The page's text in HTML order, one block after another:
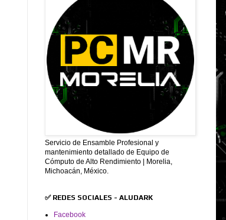
Servicio de Ensamble Profesional y
mantenimiento detallado de Equipo de
Cómputo de Alto Rendimiento | Morelia,
Michoacán, México.
✅ REDES SOCIALES - ALUDARK
Facebook